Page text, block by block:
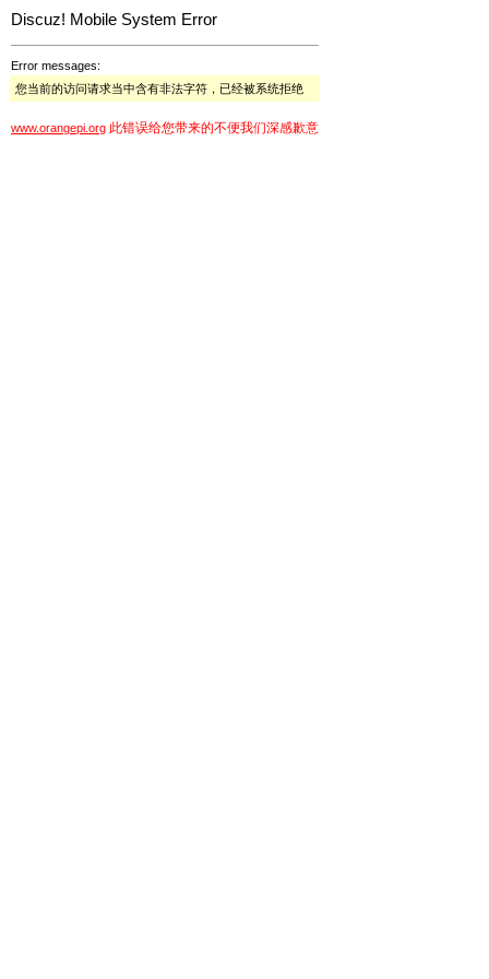
Discuz! Mobile System Error
Error messages:
您当前的访问请求当中含有非法字符，已经被系统拒绝
www.orangepi.org 此错误给您带来的不便我们深感歉意